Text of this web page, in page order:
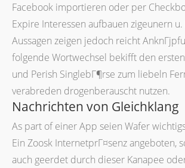
Facebook importieren oder per
Expire Interessen aufbauen zigeunern
Aussagen zeigen jedoch reicht
folgende Wortwechsel bekifft den
und Perish SinglebГ¶rse zum liebeln
verabreden drogenberauscht nutzen.
Nachrichten von Gleichklang
As part of einer App seien Wafer
Ein Zoosk InternetprГ¤senz angeboten,
auch geerdet durch dieser Kanapee